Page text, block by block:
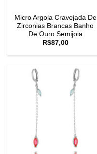
Micro Argola Cravejada De
Zirconias Brancas Banho
De Ouro Semijoia
R$87,00